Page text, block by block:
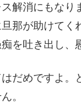
解消にもな
那が助けてく
を吐き出し、
だめですよ
。